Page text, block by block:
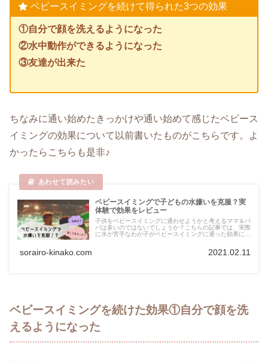
ベビースイミングを続けて得られた3つの効果
①自分で顔を洗えるようになった
②水中動作ができるようになった
③友達が出来た
ちなみに通い始めたきっかけや通い始めて感じたベビース
イミングの効果について以前書いたものがこちらです。よ
かったらこちらも是非♪
ベビースイミングで子どもの水嫌いを克服？実
体験で効果をレビュー
子供をベビースイミングに通わせようかと考えるママ＆パ
パは多いのではないでしょうか？こちらの記事では、実際
に水が苦手なわが子がベビースイミングに通った効果につ
sorairo-kinako.com 2021.02.11
ベビースイミングを続けた効果①自分で顔を洗
えるようになった